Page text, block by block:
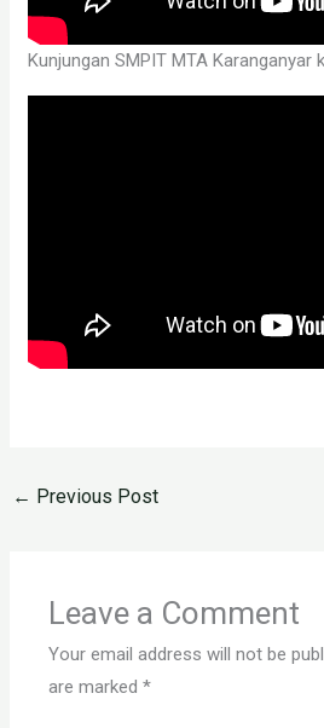
Kunjungan SMPIT MTA Karanganyar
← Previous Post
Leave a Comment
Your email address will not be
are marked*